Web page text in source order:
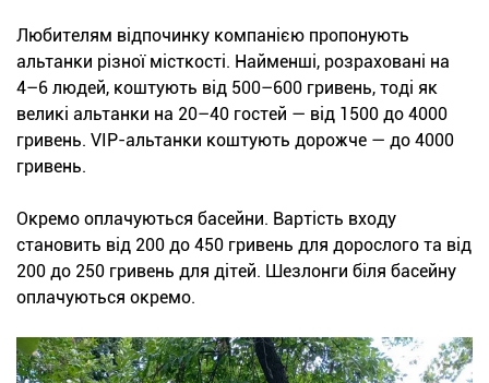
Любителям відпочинку компанією пропонують
альтанки різної місткості. Найменші, розраховані на
4–6 людей, коштують від 500–600 гривень, тоді як
великі альтанки на 20–40 гостей — від 1500 до 4000
гривень. VIP-альтанки коштують дорожче — до 4000
гривень.
Окремо оплачуються басейни. Вартість входу
становить від 200 до 450 гривень для дорослого та від
200 до 250 гривень для дітей. Шезлонги біля басейну
оплачуються окремо.